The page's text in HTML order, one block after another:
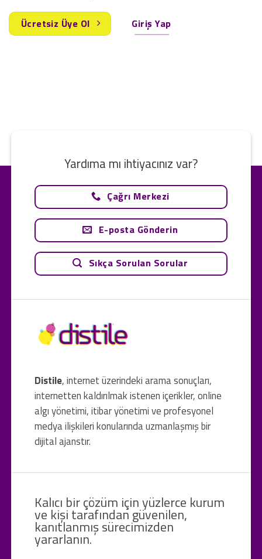
Ücretsiz Üye Ol Giriş Yap
Distile, internet üzerindeki arama sonuçları,
internetten kaldırılmak istenen içerikler, online
algı yönetimi, itibar yönetimi ve profesyonel
medya ilişkileri konularında uzmanlaşmış bir
dijital ajanstır.
Yardıma mı ihtiyacınız var?
Çağrı Merkezi
E-posta Gönderin
Sıkça Sorulan Sorular
Kalıcı bir çözüm için yüzlerce kurum
ve kişi tarafından güvenilen,
kanıtlanmış sürecimizden
yararlanın.